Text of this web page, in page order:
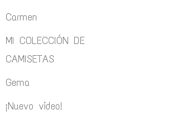
Carmen
MI COLECCIÓN DE
CAMISETAS
Gema
¡Nuevo video!